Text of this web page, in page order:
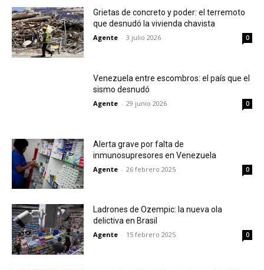
Grietas de concreto y poder: el terremoto
que desnudó la vivienda chavista
Agente - 3 julio 2026 0
Venezuela entre escombros: el país que el
sismo desnudó
Agente - 29 junio 2026 0
Alerta grave por falta de
inmunosupresores en Venezuela
Agente - 26 febrero 2025 0
Ladrones de Ozempic: la nueva ola
delictiva en Brasil
Agente - 15 febrero 2025 0